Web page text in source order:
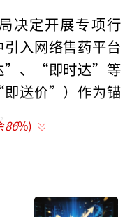
决定开展专项行
入网络售药平台
”、“即时达”等
即送价”）作为锚
各地医保局招采
86%)